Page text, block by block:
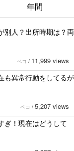
年間
別人？出所時期は？両
ペコ / 11,999 views
も異常行動をしてるが
ペコ / 5,207 views
ぎ！現在はどうして